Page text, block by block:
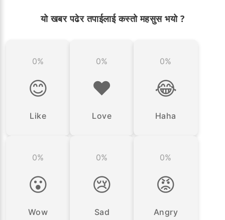
यो खबर पढेर तपाईलाई कस्तो महसुस भयो ?
0%
😊
Like
0%
❤️
Love
0%
😂
Haha
0%
😮
Wow
0%
😢
Sad
0%
😡
Angry